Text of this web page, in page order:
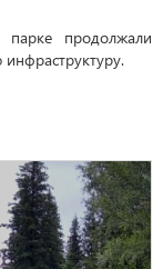
продолжали
инфраструктуру.